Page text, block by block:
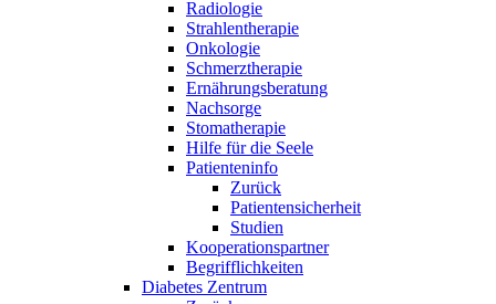
Radiologie
Strahlentherapie
Onkologie
Schmerztherapie
Ernährungsberatung
Nachsorge
Stomatherapie
Hilfe für die Seele
Patienteninfo
Zurück
Patientensicherheit
Studien
Kooperationspartner
Begrifflichkeiten
Diabetes Zentrum